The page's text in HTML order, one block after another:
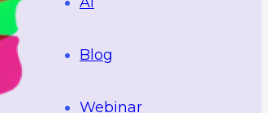
Blog
Webinar